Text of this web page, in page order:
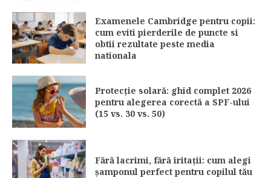
Examenele Cambridge pentru copii:
cum eviti pierderile de puncte si
obtii rezultate peste media
nationala
Protecție solară: ghid complet 2026
pentru alegerea corectă a SPF-ului
(15 vs. 30 vs. 50)
Fără lacrimi, fără iritații: cum alegi
șamponul perfect pentru copilul tău